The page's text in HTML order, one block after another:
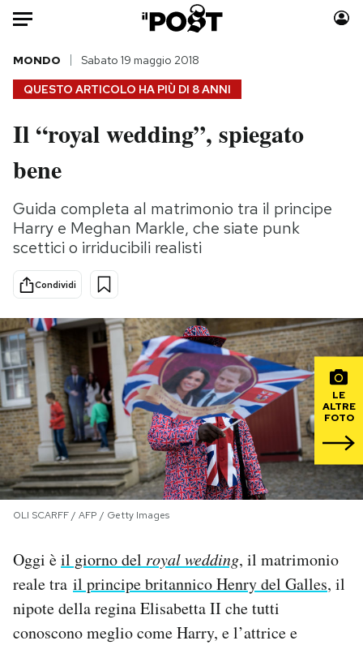
Auto
HOME
Italia
Politica
Tecnologia
Internet
Scienza
Cultura
Economia
Sport
Moda
Storie/Idee
Ok Boomer!
Mondiali calcio 2026
PODCAST
NEWSLETTER
I MIEI PREFERITI
SHOP
CALENDARIO
QUESTO ARTICOLO HA PIÙ DI 8 ANNI
MONDO Sabato 19 maggio 2018
Il “royal wedding”, spiegato
bene
Guida completa al matrimonio tra il principe
Harry e Meghan Markle, che siate punk
scettici o irriducibili realisti
Condividi
LE
ALTRE
FOTO
OLI SCARFF / AFP / Getty Images
Oggi èil giorno del royal wedding, il matrimonio
reale tra il principe britannico Henry del Galles, il
nipote della regina Elisabetta II che tutti
conoscono meglio come Harry, e l’attrice e